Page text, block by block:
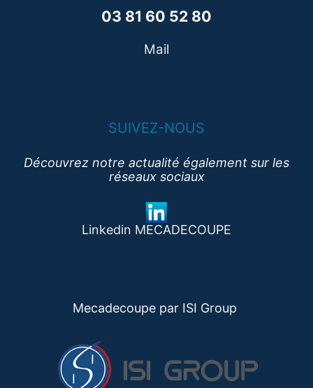
03 81 60 52 80
Mail
SUIVEZ-NOUS
Découvrez notre actualité également sur les
réseaux sociaux
Linkedin MECADECOUPE
Mecadecoupe par ISI Group